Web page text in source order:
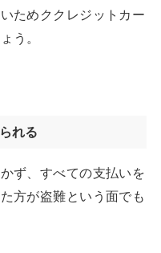
ためククレジットカー
う。
れる
ず、すべての支払いを
方が盗難という面でも